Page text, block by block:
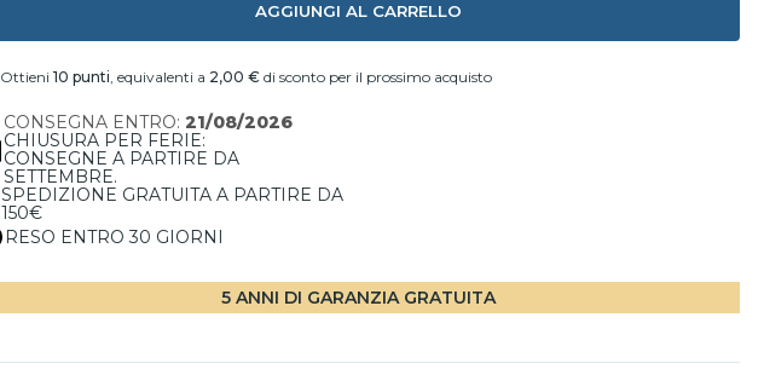
AGGIUNGI AL CARRELLO
Ottieni 10 punti, equivalenti a 2,00 € di sconto per il prossimo acquisto
CONSEGNA ENTRO:21/08/2026
CHIUSURA PER FERIE:
CONSEGNE A PARTIRE DA
SETTEMBRE.
SPEDIZIONE GRATUITA A PARTIRE DA
150€
RESO ENTRO 30 GIORNI
5 ANNI DI GARANZIA GRATUITA